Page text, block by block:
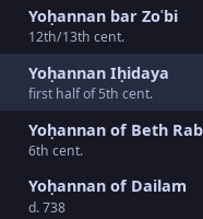
Yoḥannan bar Zoʿbi
12th/13th cent.
Yoḥannan Iḥidaya
first half of 5th cent.
Yoḥannan of Beth
6th cent.
Yoḥannan of Dailam
d. 738